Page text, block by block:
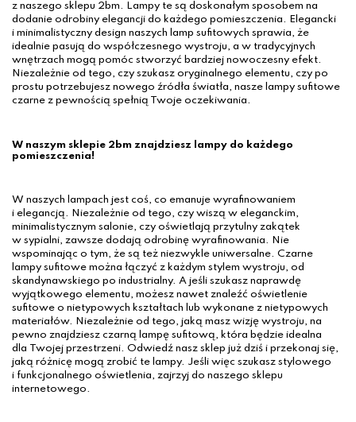
z naszego sklepu 2bm. Lampy te są doskonałym sposobem na
dodanie odrobiny elegancji do każdego pomieszczenia. Elegancki
i minimalistyczny design naszych lamp sufitowych sprawia, że
idealnie pasują do współczesnego wystroju, a w tradycyjnych
wnętrzach mogą pomóc stworzyć bardziej nowoczesny efekt.
Niezależnie od tego, czy szukasz oryginalnego elementu, czy po
prostu potrzebujesz nowego źródła światła, nasze lampy sufitowe
czarne z pewnością spełnią Twoje oczekiwania.
W naszym sklepie 2bm znajdziesz lampy do każdego
pomieszczenia!
W naszych lampach jest coś, co emanuje wyrafinowaniem
i elegancją. Niezależnie od tego, czy wiszą w eleganckim,
minimalistycznym salonie, czy oświetlają przytulny zakątek
w sypialni, zawsze dodają odrobinę wyrafinowania. Nie
wspominając o tym, że są też niezwykle uniwersalne. Czarne
lampy sufitowe można łączyć z każdym stylem wystroju, od
skandynawskiego po industrialny. A jeśli szukasz naprawdę
wyjątkowego elementu, możesz nawet znaleźć oświetlenie
sufitowe o nietypowych kształtach lub wykonane z nietypowych
materiałów. Niezależnie od tego, jaką masz wizję wystroju, na
pewno znajdziesz czarną lampę sufitową, która będzie idealna
dla Twojej przestrzeni. Odwiedź nasz sklep już dziś i przekonaj się,
jaką różnicę mogą zrobić te lampy. Jeśli więc szukasz stylowego
i funkcjonalnego oświetlenia, zajrzyj do naszego sklepu
internetowego.